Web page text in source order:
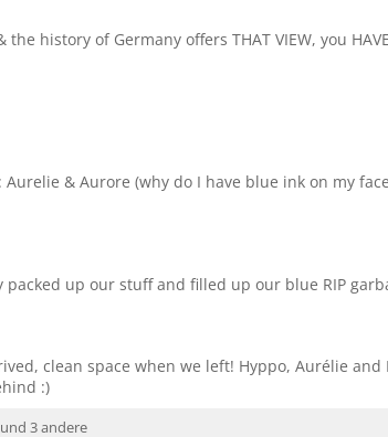
history of Germany offers THAT VIEW, you
& Aurore (why do I have blue ink on my
packed up our stuff and filled up our blue RIP
clean space when we left! Hyppo, Aurélie
:)
und 3 andere